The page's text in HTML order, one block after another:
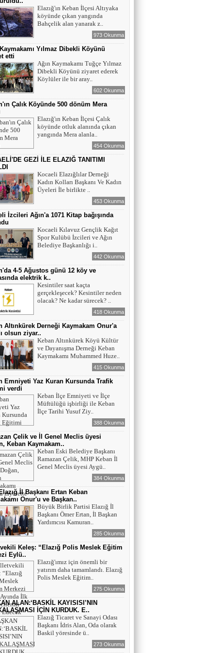
YAZAR - AV. ALİ DEMİR
TUTUKLAMA KARARI
YAZAR-ŞAİR MİRAÇ DOĞAN
Mavi Işık İnsanları
EĞİTİMCİ-YAZAR TUNER
ENGELLİ İNSANLARIN ENGELLİ
YERİNE FAZLA BAKMAK
EĞİTİMCİ - YAZAR : MİDRAN YOKUŞ
DİKİLİ TAŞLAR - 8
Elazığ'ın Keban İlçesi Altıyaka
köyünde çıkan yangında
Bahçelik alan yanarak z..
973 Okunma
Yılmaz Dibekli Köyünü
etti
Ağın Kaymakamı Tuğçe Yılmaz
Dibekli Köyünü ziyaret ederek
Köylüler ile bir aray..
602 Okunma
Çalık Köyünde 500 dönüm Mera
Elazığ'ın Keban İlçesi Çalık
köyünde otluk alanında çıkan
yangında Mera alanla..
454 Okunma
GEZİ İLE ELAZIĞ TANITIMI
Kocaeli Elazığlılar Derneği
Kadın Kolları Başkanı Ve Kadın
Üyeleri İle birlikte ..
453 Okunma
İzcileri Ağın'a 1071 Kitap bağışında
Kocaeli Kılavuz Gençlik Kağıt
Spor Kulübü İzcileri ve Ağın
Belediye Başkanlığı i..
442 Okunma
4-5 Ağustos günü 12 köy ve
elektrik k..
Kesintiler saat kaçta
gerçekleşecek? Kesintiler neden
olacak? Ne kadar sürecek? ..
418 Okunma
Altınkürek Derneği Kaymakam Onur'a
olsun ziyar..
Keban Altınkürek Köyü Kültür
ve Dayanışma Derneği Keban
Kaymakamı Muhammed Huze..
415 Okunma
Emniyeti Yaz Kuran Kursunda Trafik
verdi
Keban İlçe Emniyeti ve İlçe
Müftülüğü işbirliği ile Keban
İlçe Tarihi Yusuf Ziy..
388 Okunma
Çelik ve İl Genel Meclis üyesi
Keban Kaymakam..
Keban Eski Belediye Başkanı
Ramazan Çelik, MHP Keban İl
Genel Meclis üyesi Aygü..
384 Okunma
İl Başkanı Ertan Keban
Onur'u ve Başkan..
Büyük Birlik Partisi Elazığ İl
Başkanı Ömer Ertan, İl Başkan
Yardımcısı Kamuran..
285 Okunma
Keleş: “Elazığ Polis Meslek Eğitim
Eylü..
Elazığ'ımız için önemli bir
yatırım daha tamamlandı. Elazığ
Polis Meslek Eğitim..
275 Okunma
ALAN:‘BASKİL KAYISISI’NIN
İÇİN KURDUK. E..
Elazığ Ticaret ve Sanayi Odası
Başkanı İdris Alan, Oda olarak
Baskil yöresinde ü..
273 Okunma